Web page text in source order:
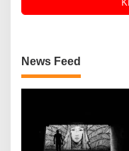
News Feed